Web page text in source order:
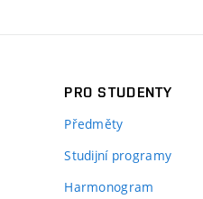
PRO STUDENTY
Předměty
Studijní programy
Harmonogram